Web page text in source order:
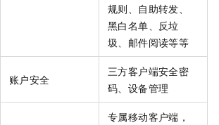
规则、自助转发、
黑白名单、反垃
圾、邮件阅读等等
账户安全
三方客户端安全密
码、设备管理
专属移动客户端，